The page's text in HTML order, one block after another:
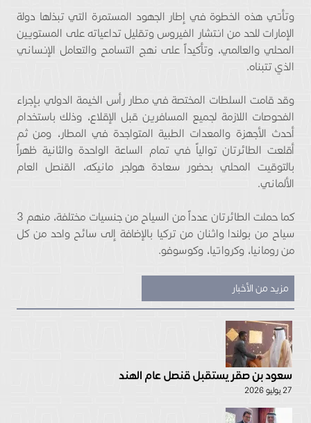
وتأتي هذه الخطوة في إطار الجهود المستمرة التي تبذلها دولة
الإمارات للحد من انتشار الفيروس وتقليل تداعياته على المستويين
المحلي والعالمي، وتأكيداً على نهج التسامح والتعامل الإنساني
الذي تتبناه.
وقد قامت السلطات المختصة في مطار رأس الخيمة الدولي بإجراء
الفحوصات اللازمة لجميع المسافرين قبل الإقلاع، وذلك باستخدام
أحدث الأجهزة والمعدات الطبية المتواجدة في المطار، ومن ثم
أقلعت الطائرتان توالياً في تمام الساعة الواحدة والثانية ظهراً
بالتوقيت المحلي بحضور سعادة هولجر مانيكه، القنصل العام
الألماني.
كما حملت الطائرتان عدداً من السياح من جنسيات مختلفة، منهم 3
سياح من بولندا واثنان من تركيا بالإضافة إلى سائح واحد من كل
من رومانيا، وكرواتيا، وكوسوفو.
مزيد من الأخبار
سعود بن صقر يستقبل قنصل عام الهند
27 يوليو 2026